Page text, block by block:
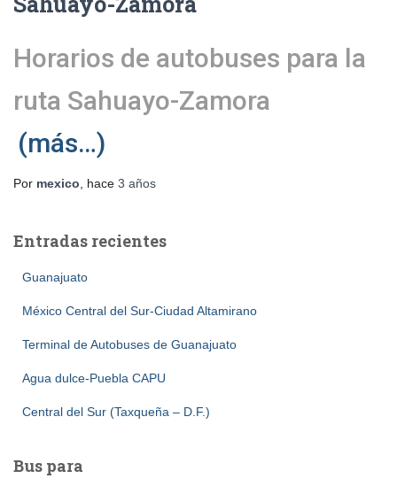
Horarios de autobuses para la
ruta Sahuayo-Zamora
(más…)
Por mexico , hace 3 años
Entradas recientes
Guanajuato
México Central del Sur-Ciudad Altamirano
Terminal de Autobuses de Guanajuato
Agua dulce-Puebla CAPU
Central del Sur (Taxqueña – D.F.)
Bus para